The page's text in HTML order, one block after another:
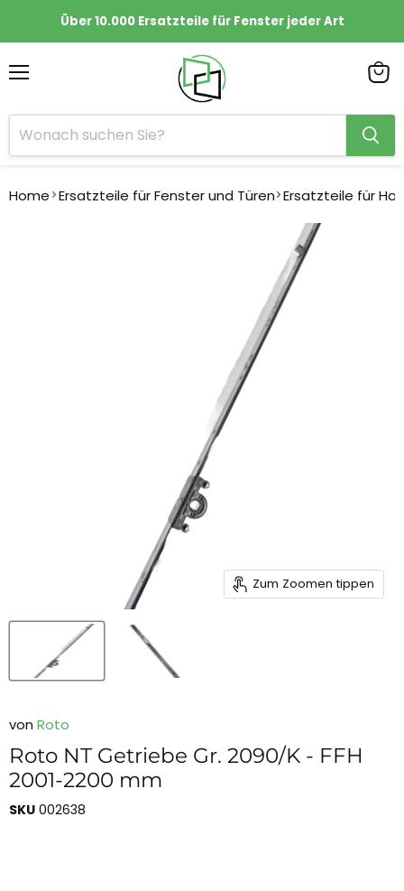
Über 10.000 Ersatzteile für Fenster jeder Art
Home Ersatzteile für Fenster und Türen Ersatzteile für
Zum Zoomen tippen
von Roto
Roto NT Getriebe Gr. 2090/K - FFH
2001-2200 mm
SKU 002638